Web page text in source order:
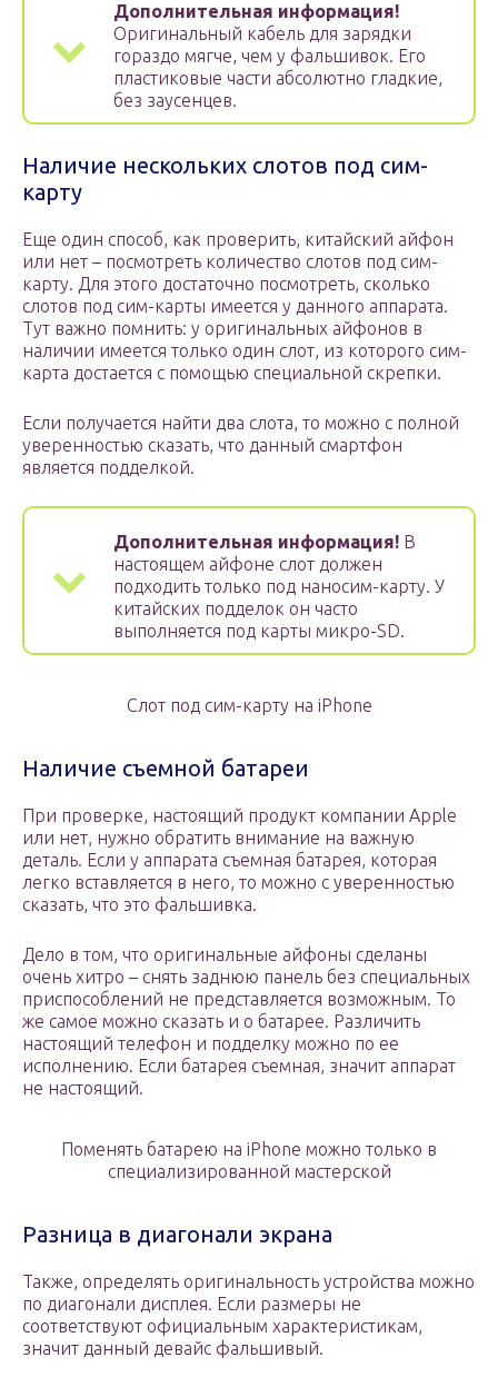
Дополнительная информация!
Оригинальный кабель для зарядки
гораздо мягче, чем у фальшивок. Его
пластиковые части абсолютно гладкие,
без заусенцев.
Наличие нескольких слотов под сим-
карту
Еще один способ, как проверить, китайский айфон
или нет – посмотреть количество слотов под сим-
карту. Для этого достаточно посмотреть, сколько
слотов под сим-карты имеется у данного аппарата.
Тут важно помнить: у оригинальных айфонов в
наличии имеется только один слот, из которого сим-
карта достается с помощью специальной скрепки.
Если получается найти два слота, то можно с полной
уверенностью сказать, что данный смартфон
является подделкой.
Дополнительная информация! В
настоящем айфоне слот должен
подходить только под наносим-карту. У
китайских подделок он часто
выполняется под карты микро-SD.
Слот под сим-карту на iPhone
Наличие съемной батареи
При проверке, настоящий продукт компании Apple
или нет, нужно обратить внимание на важную
деталь. Если у аппарата съемная батарея, которая
легко вставляется в него, то можно с уверенностью
сказать, что это фальшивка.
Дело в том, что оригинальные айфоны сделаны
очень хитро – снять заднюю панель без специальных
приспособлений не представляется возможным. То
же самое можно сказать и о батарее. Различить
настоящий телефон и подделку можно по ее
исполнению. Если батарея съемная, значит аппарат
не настоящий.
Поменять батарею на iPhone можно только в
специализированной мастерской
Разница в диагонали экрана
Также, определять оригинальность устройства можно
по диагонали дисплея. Если размеры не
соответствуют официальным характеристикам,
значит данный девайс фальшивый.